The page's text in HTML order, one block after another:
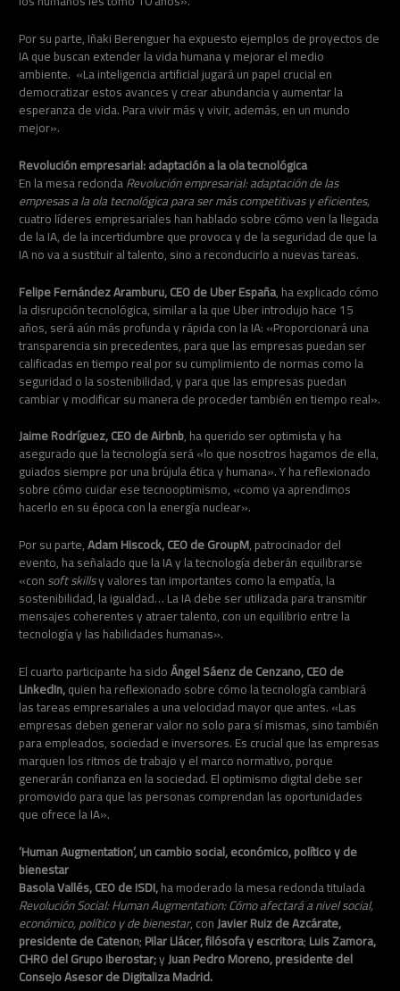
Por su parte, Iñaki Berenguer ha expuesto ejemplos de proyectos de
IA que buscan extender la vida humana y mejorar el medio
ambiente. «La inteligencia artificial jugará un papel crucial en
democratizar estos avances y crear abundancia y aumentar la
esperanza de vida. Para vivir más y vivir, además, en un mundo
mejor».
Revolución empresarial: adaptación a la ola tecnológica
En la mesa redondaRevolución empresarial: adaptación de las
empresas a la ola tecnológica para ser más competitivas y eficientes,
cuatro líderes empresariales han hablado sobre cómo ven la llegada
de la IA, de la incertidumbre que provoca y de la seguridad de que la
IA no va a sustituir al talento, sino a reconducirlo a nuevas tareas.
Felipe Fernández Aramburu, CEO de Uber España, ha explicado cómo
la disrupción tecnológica, similar a la que Uber introdujo hace 15
años, será aún más profunda y rápida con la IA: «Proporcionará una
transparencia sin precedentes, para que las empresas puedan ser
calificadas en tiempo real por su cumplimiento de normas como la
seguridad o la sostenibilidad, y para que las empresas puedan
cambiar y modificar su manera de proceder también en tiempo real».
Jaime Rodríguez, CEO de Airbnb, ha querido ser optimista y ha
asegurado que la tecnología será «lo que nosotros hagamos de ella,
guiados siempre por una brújula ética y humana». Y ha reflexionado
sobre cómo cuidar ese tecnooptimismo, «como ya aprendimos
hacerlo en su época con la energía nuclear».
Por su parte,Adam Hiscock, CEO de GroupM, patrocinador del
evento, ha señalado que la IA y la tecnología deberán equilibrarse
«consoft skillsy valores tan importantes como la empatía, la
sostenibilidad, la igualdad… La IA debe ser utilizada para transmitir
mensajes coherentes y atraer talento, con un equilibrio entre la
tecnología y las habilidades humanas».
El cuarto participante ha sidoÁngel Sáenz de Cenzano, CEO de
LinkedIn,quien ha reflexionado sobre cómo la tecnología cambiará
las tareas empresariales a una velocidad mayor que antes. «Las
empresas deben generar valor no solo para sí mismas, sino también
para empleados, sociedad e inversores. Es crucial que las empresas
marquen los ritmos de trabajo y el marco normativo, porque
generarán confianza en la sociedad. El optimismo digital debe ser
promovido para que las personas comprendan las oportunidades
que ofrece la IA».
‘Human Augmentation’, un cambio social, económico, político y de
bienestar
Basola Vallés, CEO de ISDI,ha moderado la mesa redonda titulada
Revolución Social: Human Augmentation: Cómo afectará a nivel social,
económico, político y de bienestar, conJavier Ruiz de Azcárate,
presidente de Catenon;Pilar Llácer, filósofa y escritora;Luis Zamora,
CHRO del Grupo Iberostar;yJuan Pedro Moreno, presidente del
Consejo Asesor de Digitaliza Madrid.